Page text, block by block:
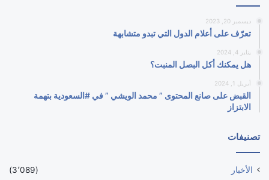
ديسمبر 20, 2023
تعرّف على أعلام الدول التي تبدو متشابهة
يناير 4, 2024
هل يمكنك أكل البصل المنبت؟
أبريل 1, 2024
القبض على صانع المحتوى ” محمد الويشي ” في #السعودية بتهمة
الابتزاز
تصنيفات
الأخبار (3٬089)